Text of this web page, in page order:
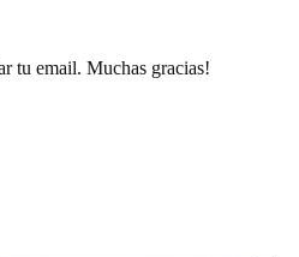
tu email. Muchas gracias!